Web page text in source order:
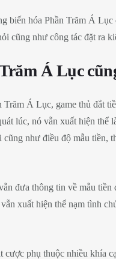
biến hóa Phần Trăm Á
cũng như công tác đặt ra
Á Lục
Á Lục, game thủ đắt
lúc, nó vẫn xuất hiện
cũng như điều độ mẫu tiền,
đưa thông tin về mẫu
xuất hiện thể nạm tình
cược phụ thuộc nhiều khía